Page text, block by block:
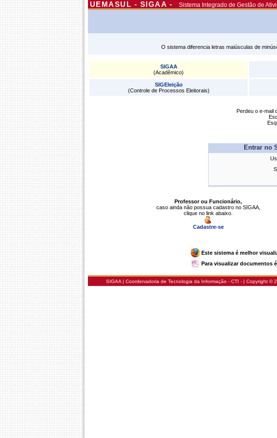
UEMASUL - SIGAA - Sistema Integrado de Gestão de
O sistema diferencia letras maiúsculas de
SIGAA
(Acadêmico)
SIGEleição
(Controle de Processos Eleitorais)
Perdeu o e-mail
Entrar no
Professor ou Funcionário,
caso ainda não possua cadastro no SIGAA,
clique no link abaixo.
Cadastre-se
Este sistema é melhor
Para visualizar documentos
SIGAA | Coordenadoria de Tecnologia da Informação - CTI - | Copyright ©